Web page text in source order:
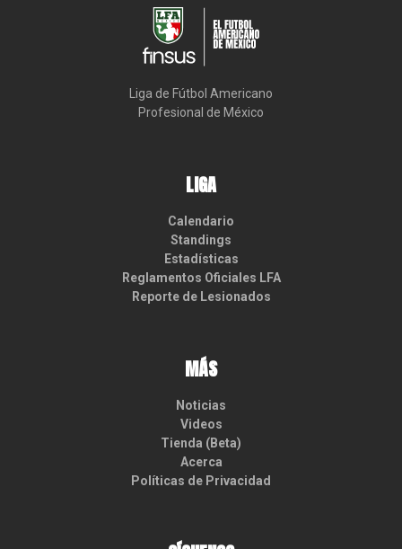
Liga de Fútbol Americano
Profesional de México
LIGA
Calendario
Standings
Estadísticas
Reglamentos Oficiales LFA
Reporte de Lesionados
MÁS
Noticias
Videos
Tienda (Beta)
Acerca
Políticas de Privacidad